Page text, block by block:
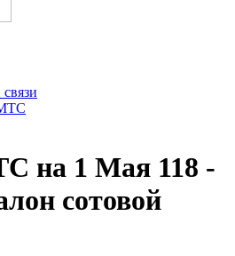
на 1 Мая 118 -
сотовой